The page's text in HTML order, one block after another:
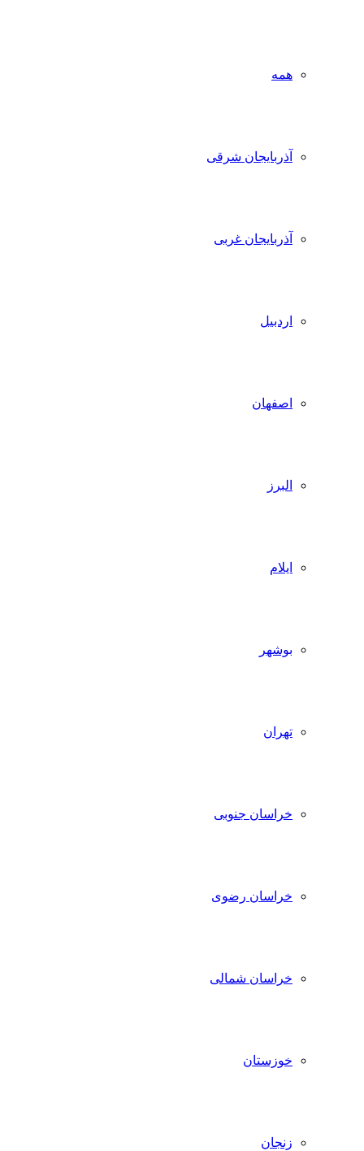
همه
آذربایجان شرقی
آذربایجان غربی
اردبیل
اصفهان
البرز
ایلام
بوشهر
تهران
خراسان جنوبی
خراسان رضوی
خراسان شمالی
خوزستان
زنجان